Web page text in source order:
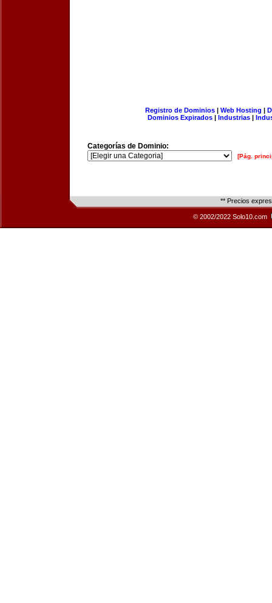
Registro de Dominios| Web Hosting |
Dominios Expirados | Industrias |
Categorías de Dominio:
[Pág.
** Precios
© 2002/2022 Solo10.com